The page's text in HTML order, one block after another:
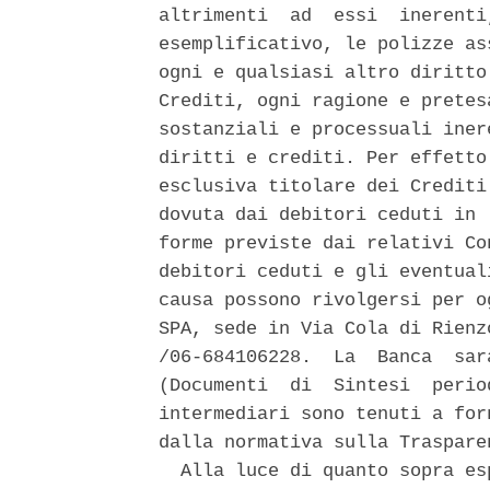
altrimenti  ad  essi
esemplificativo, le polizze
ogni e qualsiasi altro diritto
Crediti, ogni ragione e
sostanziali e processuali
diritti e crediti. Per effetto
esclusiva titolare dei Crediti
dovuta dai debitori ceduti
forme previste dai relativi
debitori ceduti e gli
causa possono rivolgersi per
SPA, sede in Via Cola di
/06-684106228.  La  Banca
(Documenti  di  Sintesi
intermediari sono tenuti a
dalla normativa sulla
Alla luce di quanto sopra